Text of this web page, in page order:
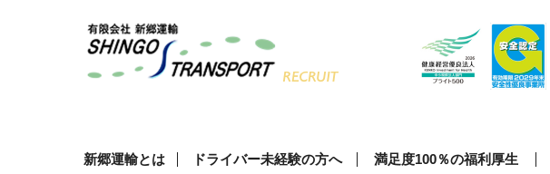
新郷運輸とは ドライバー未経験の方へ 満足度100％の福利厚生